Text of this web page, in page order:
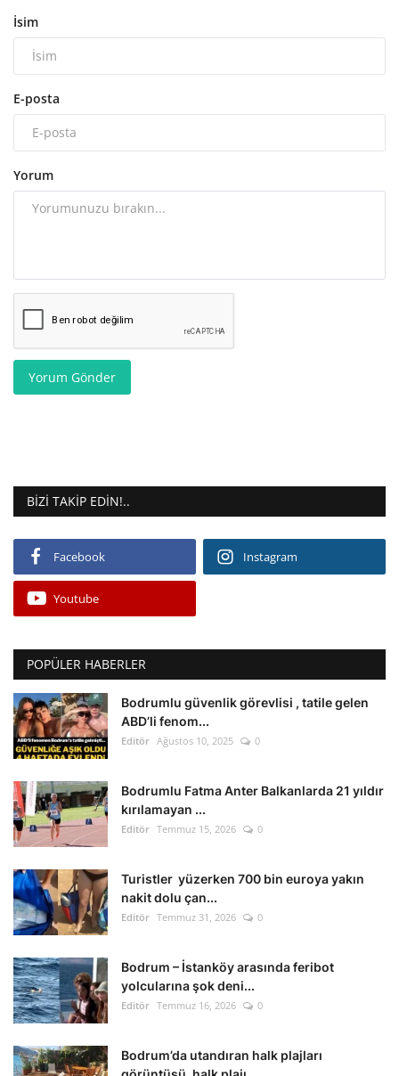
İsim
E-posta
Yorum
Yorum Gönder
BIZI TAKIP EDIN!..
Facebook Instagram
Youtube
POPÜLER HABERLER
Bodrumlu güvenlik görevlisi , tatile gelen
ABD’li fenom...
Editör Ağustos 10, 2025 0
Bodrumlu Fatma Anter Balkanlarda 21 yıldır
kırılamayan ...
Editör Temmuz 15, 2026 0
Turistler yüzerken 700 bin euroya yakın
nakit dolu çan...
Editör Temmuz 31, 2026 0
Bodrum – İstanköy arasında feribot
yolcularına şok deni...
Editör Temmuz 16, 2026 0
Bodrum’da utandıran halk plajları